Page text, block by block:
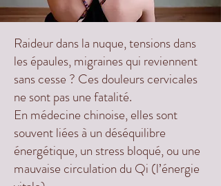
Raideur dans la nuque, tensions dans
les épaules, migraines qui reviennent
sans cesse ? Ces douleurs cervicales
ne sont pas une fatalité.
En médecine chinoise, elles sont
souvent liées à un déséquilibre
énergétique, un stress bloqué, ou une
mauvaise circulation du Qi (l’énergie